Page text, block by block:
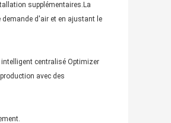
supplémentaires.La
demande d'air et en ajustant le
centralisé Optimizer
avec des